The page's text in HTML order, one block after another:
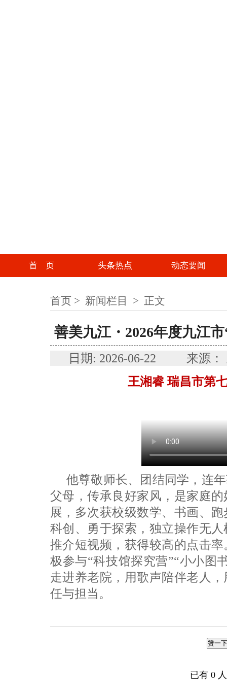
首 页 头条热点 动态要闻
首页 > 新闻栏目 > 正文
善美九江・2026年度九江
日期: 2026-06-22 来源
王湘睿 瑞昌市第
他尊敬师长、团结同学，连
父母，传承良好家风，是家庭
展，多次获校级数学、书画、
科创、勇于探索，独立操作无
推介短视频，获得较高的点击
极参与“科技馆探究营”“小小图
走进养老院，用歌声陪伴老人
任与担当。
赞一下
已有 0